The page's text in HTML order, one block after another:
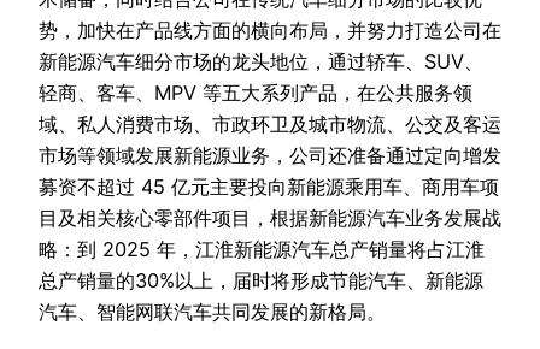
势，加快在产品线方面的横向布局，并努力打造公司在
新能源汽车细分市场的龙头地位，通过轿车、SUV、
轻商、客车、MPV 等五大系列产品，在公共服务领
域、私人消费市场、市政环卫及城市物流、公交及客运
市场等领域发展新能源业务，公司还准备通过定向增发
募资不超过 45 亿元主要投向新能源乘用车、商用车项
目及相关核心零部件项目，根据新能源汽车业务发展战
略：到 2025 年，江淮新能源汽车总产销量将占江淮
总产销量的30%以上，届时将形成节能汽车、新能源
汽车、智能网联汽车共同发展的新格局。